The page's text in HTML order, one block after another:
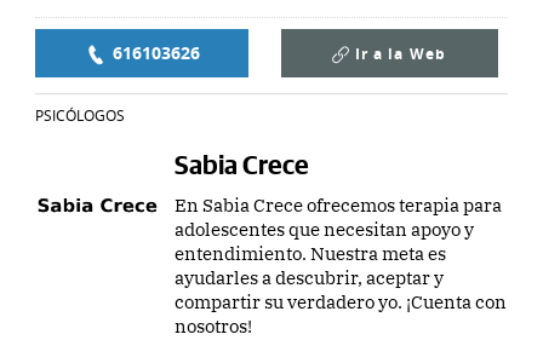
616103626 Ir a la Web
PSICÓLOGOS
Sabia Crece
En Sabia Crece ofrecemos terapia para
adolescentes que necesitan apoyo y
entendimiento. Nuestra meta es
ayudarles a descubrir, aceptar y
compartir su verdadero yo. ¡Cuenta con
nosotros!